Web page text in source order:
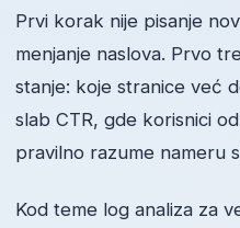
Prvi korak nije pisanje
menjanje naslova. Prvo
stanje: koje stranice već
slab CTR, gde korisnici
pravilno razume nameru
Kod teme log analiza za